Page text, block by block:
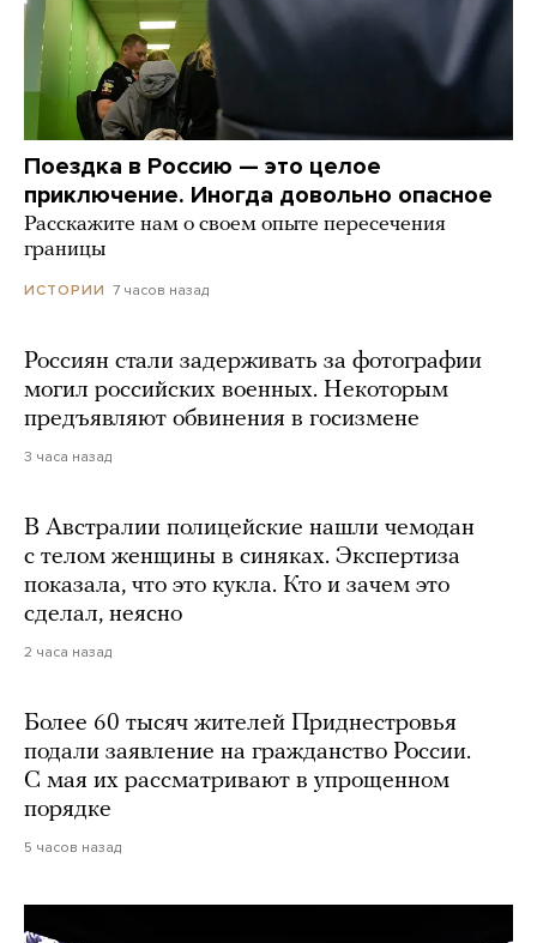
Поездка в Россию — это целое
приключение. Иногда довольно опасное
Расскажите нам о своем опыте пересечения
границы
ИСТОРИИ 7 часов назад
Россиян стали задерживать за фотографии
могил российских военных. Некоторым
предъявляют обвинения в госизмене
3 часа назад
В Австралии полицейские нашли чемодан
с телом женщины в синяках. Экспертиза
показала, что это кукла. Кто и зачем это
сделал, неясно
2 часа назад
Более 60 тысяч жителей Приднестровья
подали заявление на гражданство России.
С мая их рассматривают в упрощенном
порядке
5 часов назад